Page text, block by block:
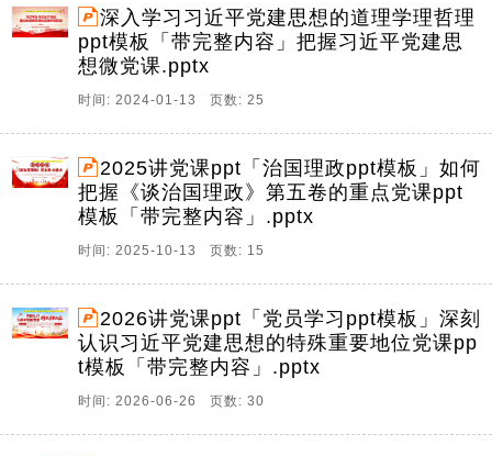
深入学习习近平党建思想的道理学理哲理
ppt模板「带完整内容」把握习近平党建思
想微党课.pptx
时间: 2024-01-13 页数: 25
2025讲党课ppt「治国理政ppt模板」如何
把握《谈治国理政》第五卷的重点党课ppt
模板「带完整内容」.pptx
时间: 2025-10-13 页数: 15
2026讲党课ppt「党员学习ppt模板」深刻
认识习近平党建思想的特殊重要地位党课pp
t模板「带完整内容」.pptx
时间: 2026-06-26 页数: 30